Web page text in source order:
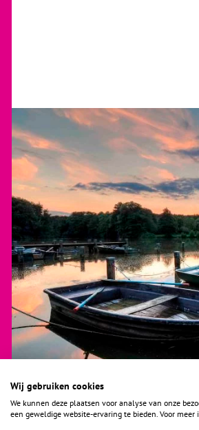
Wij gebruiken cookies
We kunnen deze plaatsen voor analyse van onze
een geweldige website-ervaring te bieden. Voor